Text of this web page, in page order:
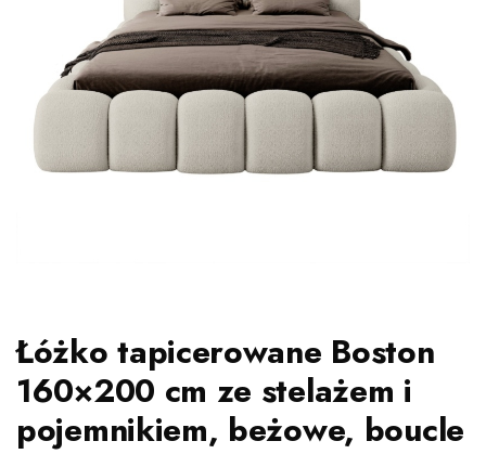
Łóżko tapicerowane Boston
160×200 cm ze stelażem i
pojemnikiem, beżowe, boucle